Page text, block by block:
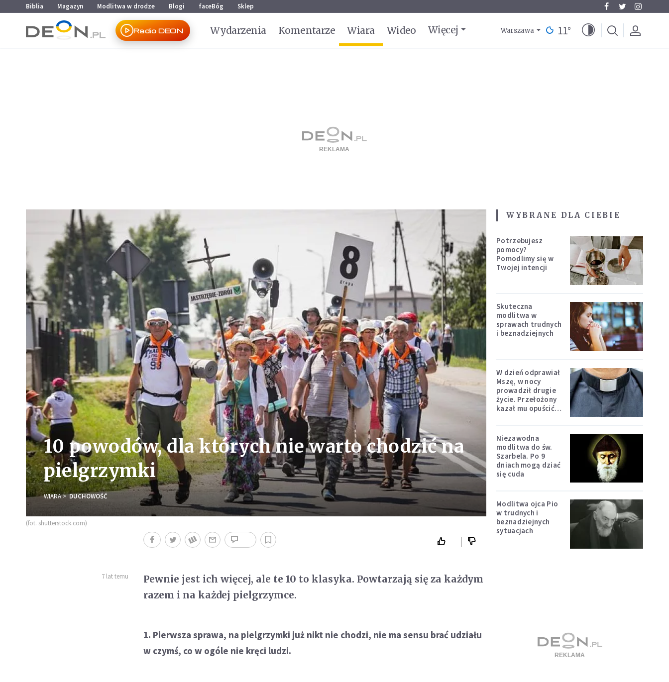
Przejdź do menu głównego
Przejdź do treści
Biblia Magazyn Modlitwa w drodze Blogi faceBóg Sklep
Radio DEON Wydarzenia Komentarze Wiara Wideo Więcej Warszawa 11°
10 powodów, dla których nie warto chodzić na
pielgrzymki
WIARA DUCHOWOŚĆ
(fot. shutterstock.com)
7 lat temu
Pewnie jest ich więcej, ale te 10 to klasyka. Powtarzają się za każdym
razem i na każdej pielgrzymce.
1. Pierwsza sprawa, na pielgrzymki już nikt nie chodzi, nie ma sensu brać udziału
w czymś, co w ogóle nie kręci ludzi.
WYBRANE DLA CIEBIE
Potrzebujesz
pomocy?
Pomodlimy się w
Twojej intencji
Skuteczna
modlitwa w
sprawach trudnych
i beznadziejnych
W dzień odprawiał
Mszę, w nocy
prowadził drugie
życie. Przełożony
kazał mu opuścić
Niezawodna
modlitwa do św.
Szarbela. Po 9
dniach mogą dziać
się cuda
Modlitwa ojca Pio
w trudnych i
beznadziejnych
sytuacjach